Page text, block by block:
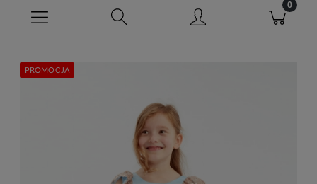
PROMOCJA